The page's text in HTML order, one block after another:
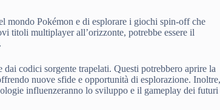
mondo Pokémon e di esplorare i giochi spin-off che
titoli multiplayer all’orizzonte, potrebbe essere il
codici sorgente trapelati. Questi potrebbero aprire la
nuove sfide e opportunità di esplorazione.
influenzeranno lo sviluppo e il gameplay dei futuri